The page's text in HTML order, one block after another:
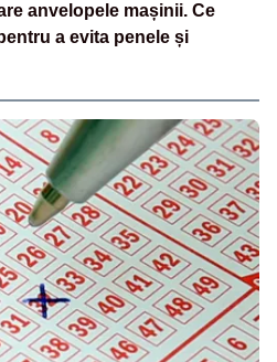
anvelopele mașinii. Ce
a evita penele și